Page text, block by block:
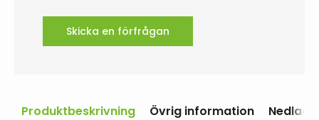
Skicka en förfrågan
Produktbeskrivning Övrig information